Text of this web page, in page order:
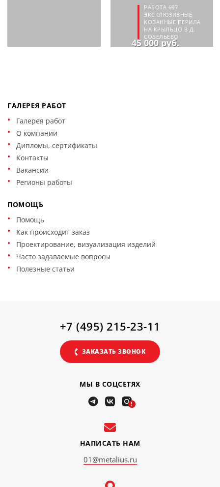
РАБОТА 697
ЭКСКЛЮЗИВНЫЕ
КОВАННЫЕ ПЕРИЛА
НА КРЫЛЬЦО В Д.
СОВЕЛЬЕВО
45 000 руб.
ГАЛЕРЕЯ РАБОТ
Галерея работ
О компании
Дипломы, сертификаты
Контакты
Вакансии
Регионы работы
ПОМОЩЬ
Помощь
Как происходит заказ
Проектирование, визуализация изделий
Часто задаваемые вопросы
Полезные статьи
НАПИСАТЬ НАМ
01@metalius.ru
МЫ В СОЦСЕТЯХ
!
+7 (495) 215-23-11
ЗАКАЗАТЬ ЗВОНОК